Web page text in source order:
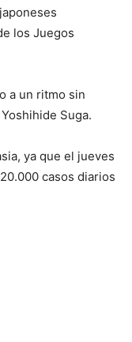
los Juegos
a un ritmo sin
Suga.
ya que el jueves
casos diarios